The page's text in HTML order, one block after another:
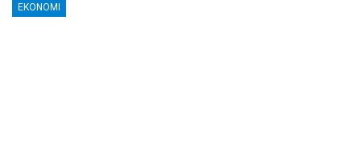
EKONOMI